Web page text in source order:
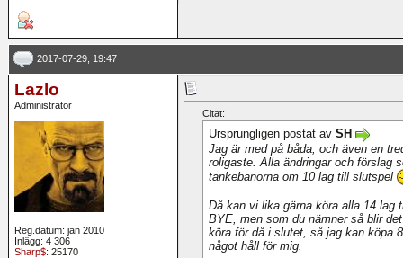
2017-07-29, 19:47
Lazlo
Administrator
Reg.datum: jan 2010
Inlägg: 4 306
Sharp$: 25170
Citat:
Ursprungligen postat av SH
Jag är med på båda, och även en
roligaste. Alla ändringar och förslag
tankebanorna om 10 lag till slutspel
Då kan vi lika gärna köra alla 14 lag
BYE, men som du nämner så blir
köra för då i slutet, så jag kan köpa
något håll för mig.